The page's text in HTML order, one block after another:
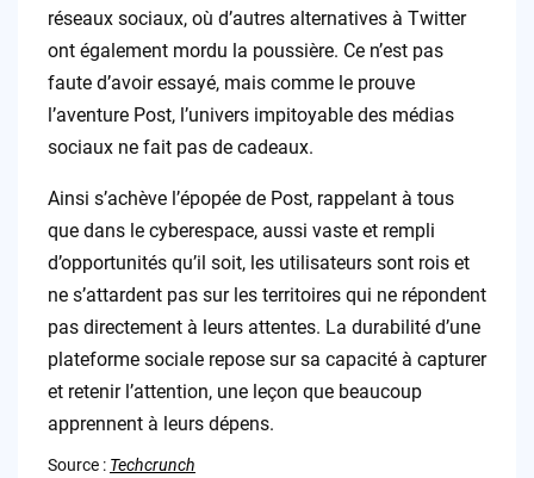
réseaux sociaux, où d’autres alternatives à Twitter
ont également mordu la poussière. Ce n’est pas
faute d’avoir essayé, mais comme le prouve
l’aventure Post, l’univers impitoyable des médias
sociaux ne fait pas de cadeaux.
Ainsi s’achève l’épopée de Post, rappelant à tous
que dans le cyberespace, aussi vaste et rempli
d’opportunités qu’il soit, les utilisateurs sont rois et
ne s’attardent pas sur les territoires qui ne répondent
pas directement à leurs attentes. La durabilité d’une
plateforme sociale repose sur sa capacité à capturer
et retenir l’attention, une leçon que beaucoup
apprennent à leurs dépens.
Source : Techcrunch